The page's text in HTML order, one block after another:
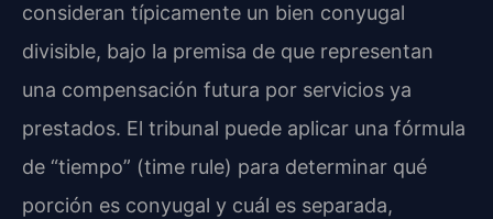
consideran típicamente un bien conyugal
divisible, bajo la premisa de que representan
una compensación futura por servicios ya
prestados. El tribunal puede aplicar una fórmula
de “tiempo” (time rule) para determinar qué
porción es conyugal y cuál es separada,